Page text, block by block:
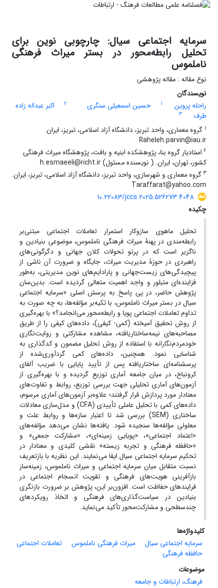
سرمایه اجتماعی سیال: چارچوبی نوین برای
تحلیل رابطه‌محور در بستر میراث فرهنگی
ناملموس
نوع مقاله : مقاله پژوهشی
نویسندگان
راحله پروین
1 حسین اسمعیلی سنگری 2
اکبر عبداله زاده
طرف
3
1 گروه معماری، واحد تبریز، دانشگاه آزاد اسلامی، تبریز، ایران.
Raheleh.parvin@iau.ir
2 استادیار گروه بنا، پژوهشکده ابنیه و بافت، پژوهشگاه میراث فرهنگی
کشور، تهران، ایران. ( نویسنده مسئول) h.esmaeeli@richt.ir
3 گروه معماری و شهرسازی، واحد تبریز، دانشگاه آزاد اسلامی، تبریز، ایران.
Taraffarat@yahoo.com
10.22083/jccs.2025.526273.4048
چکیده
تحلیل ماهوی سازوکار استمرار تعاملات اجتماعی مبتنی‌بر
رابطه‌مندی در پهنۀ میراث فرهنگی ناملموس، موضوعی بنیادین و
ناگزیر است که در پرتو تحولات کلان جهانی و دگرگونی‌های
راهبردی در حوزۀ مدیریت میراث، جایگاه و ضرورت آن ناشی از
پیچیدگی‌های زیست‌جهانی و پارادایم‌های نوین مدیریتی، به‌طور
فزاینده‌ای متبلور و واجد اهمیت متعالی گردیده است. بدین‌سان
پژوهش حاضر، در پی پاسخ به پرسش اصلی «سرمایه اجتماعی
سیال در بستر میراث ناملموس، با تکیه‌بر مؤلفه‌ها، به چه صورت به
تداوم تعاملات اجتماعی پویا و رابطه‌محور می‌انجامد؟» با بهره‌گیری
از روش تحقیق آمیخته (کمی- کیفی)، داده‌های کیفی را از طریق
مصاحبه‌های نیمه‌ساختاریافته، مشاهده مشارکتی و روایت‌نگاری
خودمردم‌نگارانه با استفاده از روش تحلیل مضمون و کدگذاری به
شناسایی نمود. همچنین، داده‌های کمی گردآوری‌شده‌ از
پرسشنامه‌ای ساختاریافته پس از تأیید پایایی با ضریب آلفای
کرونباخ، در میان جامعه آماری توزیع گردیده و با بهره‌گیری از
آزمون‌های آماری تحلیلی جهت بررسی توزیع، روابط و تفاوت‌های
معنادار مورد پردازش قرار گرفتند؛ علاوه‌بر آزمون‌های آماری مرسوم،
داده‌های کمی با تحلیل عاملی تأییدی (CFA) و مدل‌سازی معادلات
ساختاری (SEM) بررسی شد تا اعتبار سازه‌ها و روابط علت و
معلولی مؤلفه‌ها سنجیده شود. یافته‌ها نشان می‌دهد مؤلفه‌های
«اعتماد اجتماعی»، «پویایی زمینه‌ای»، «مشارکت جمعی» و
«حافظه فرهنگی و تجربه زیسته» نقشی کلیدی و معنادار در
تحکیم سرمایه اجتماعی سیال ایفا می‌نمایند. این نظریه با بازتعریف
نسبت متقابل میان سرمایه اجتماعی و میراث ناملموس، زمینه‌ساز
بازآفرینی هویت‌های فرهنگی و تقویت انسجام اجتماعی در
فرایندهای حفاظت است. افزون‌بر این، پژوهش بر ضرورت بازنگری
بنیادین در سیاست‌گذاری‌های فرهنگی و اتخاذ رویکردهای
چندسطحی و مشارکت‌محور تأکید می‌نماید.
کلیدواژه‌ها
سرمایه اجتماعی سیال
میراث فرهنگی ناملموس
تعاملات اجتماعی
حافظه فرهنگی
موضوعات
فرهنگ، ارتباطات و جامعه